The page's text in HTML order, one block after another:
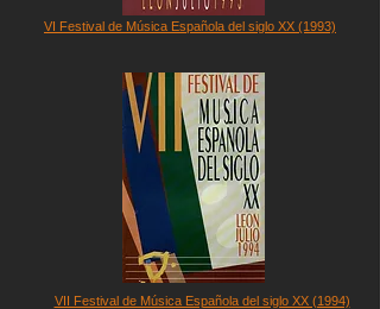
VI Festival de Música Española del siglo XX (1993)
VII Festival de Música Española del siglo XX (1994)